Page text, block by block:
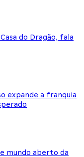
do Dragão, fala
expande a franquia
mundo aberto da